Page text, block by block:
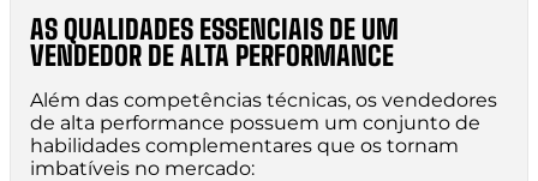
AS QUALIDADES ESSENCIAIS DE UM
VENDEDOR DE ALTA PERFORMANCE
Além das competências técnicas, os vendedores
de alta performance possuem um conjunto de
habilidades complementares que os tornam
imbatíveis no mercado: